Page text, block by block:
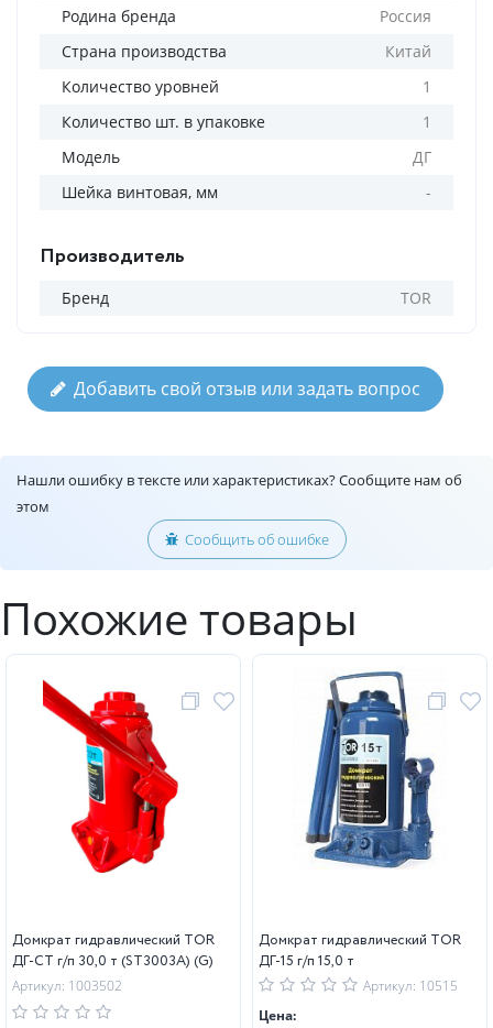
Родина бренда
Россия
Страна производства
Китай
Количество уровней
1
Количество шт. в упаковке
1
Модель
ДГ
Шейка винтовая, мм
-
Производитель
Бренд TOR
Добавить свой отзыв или задать вопрос
Нашли ошибку в тексте или характеристиках? Сообщите нам об
этом
Сообщить об ошибке
Похожие товары
Домкрат гидравлический TOR
ДГ-CT г/п 30,0 т (ST3003A) (G)
Артикул: 1003502
Домкрат гидравлический TOR
ДГ-15 г/п 15,0 т
Артикул: 10515
Цена: